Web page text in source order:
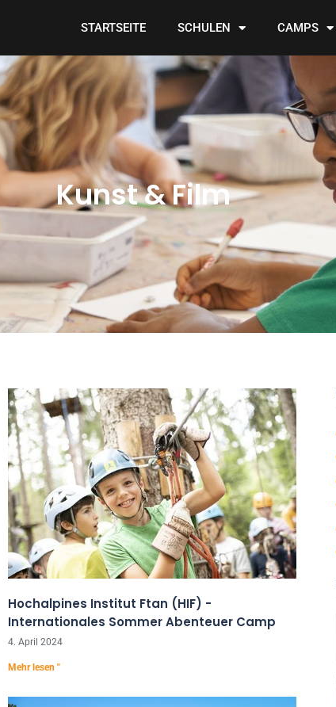
STARTSEITE SCHULEN CAMPS
Kunst & Film
Hochalpines Institut Ftan (HIF) -
Internationales Sommer Abenteuer Camp
4. April 2024
Mehr lesen "
SeiteSeite